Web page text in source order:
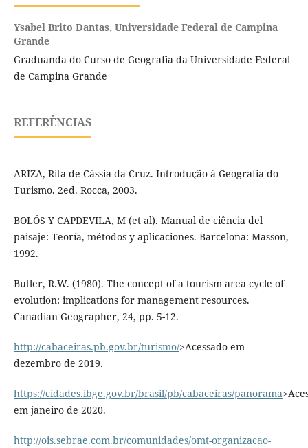
Ysabel Brito Dantas, Universidade Federal de Campina
Grande
Graduanda do Curso de Geografia da Universidade Federal
de Campina Grande
REFERÊNCIAS
ARIZA, Rita de Cássia da Cruz. Introdução à Geografia do
Turismo. 2ed. Rocca, 2003.
BOLÓS Y CAPDEVILA, M (et al). Manual de ciência del
paisaje: Teoría, métodos y aplicaciones. Barcelona: Masson,
1992.
Butler, R.W. (1980). The concept of a tourism area cycle of
evolution: implications for management resources.
Canadian Geographer, 24, pp. 5-12.
http://cabaceiras.pb.gov.br/turismo/>Acessado em
dezembro de 2019.
https://cidades.ibge.gov.br/brasil/pb/cabaceiras/panorama
em janeiro de 2020.
http://ois.sebrae.com.br/comunidades/omt-organizacao-